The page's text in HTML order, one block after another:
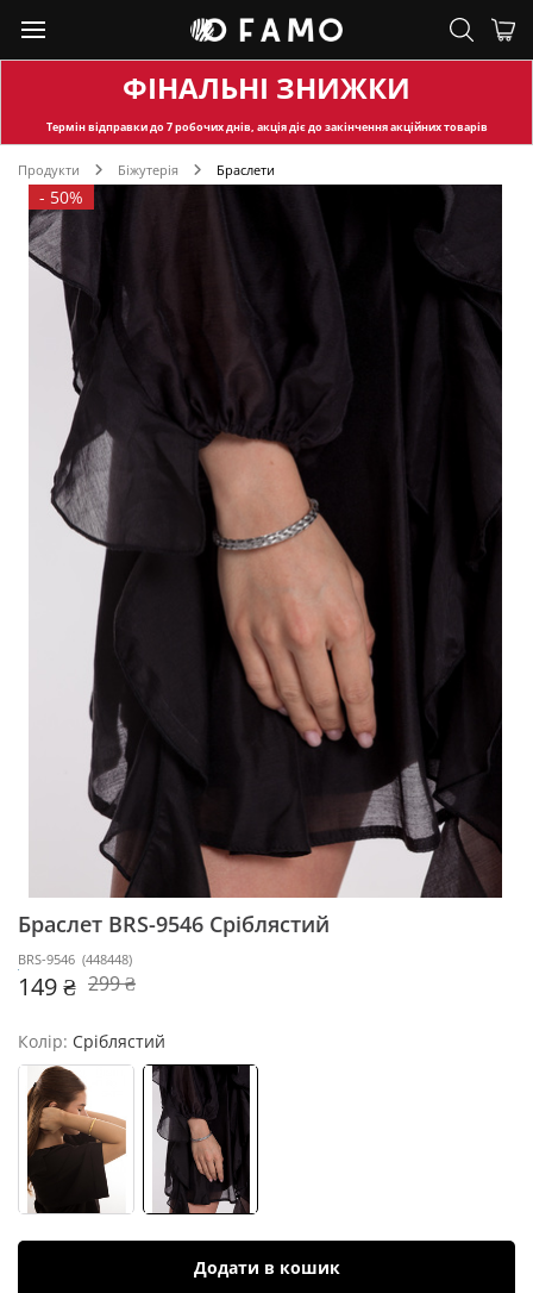
ФІНАЛЬНІ ЗНИЖКИ
Термін відправкидо 7 робочих днів, акція діє до закінчення акційних товарів
Продукти Біжутерія Браслети
- 50%
Браслет BRS-9546 Сріблястий
BRS-9546 (448448)
149 ₴ 299 ₴
Колір: Сріблястий
Додати в кошик